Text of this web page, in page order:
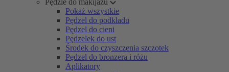
Pędzle do makijażu
Pokaż wszystkie
Pędzel do podkładu
Pędzel do cieni
Pędzelek do ust
Środek do czyszczenia szczotek
Pędzel do bronzera i różu
Aplikatory